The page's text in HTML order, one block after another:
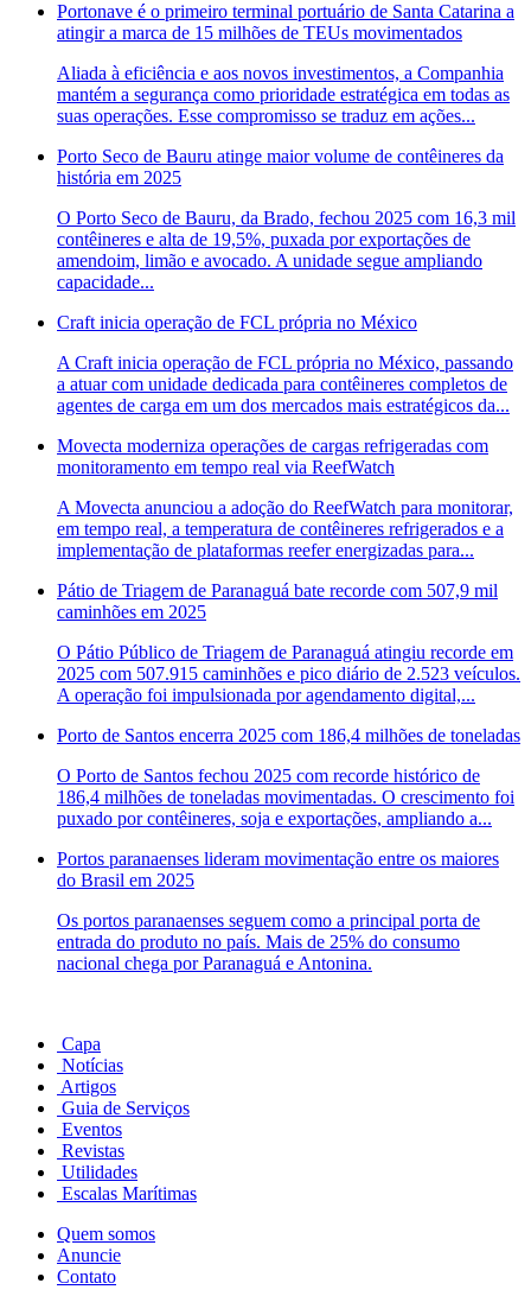
Portonave é o primeiro terminal portuário de Santa Catarina a
atingir a marca de 15 milhões de TEUs movimentados
Aliada à eficiência e aos novos investimentos, a Companhia
mantém a segurança como prioridade estratégica em todas as
suas operações. Esse compromisso se traduz em ações...
Porto Seco de Bauru atinge maior volume de contêineres da
história em 2025
O Porto Seco de Bauru, da Brado, fechou 2025 com 16,3 mil
contêineres e alta de 19,5%, puxada por exportações de
amendoim, limão e avocado. A unidade segue ampliando
capacidade...
Craft inicia operação de FCL própria no México
A Craft inicia operação de FCL própria no México, passando
a atuar com unidade dedicada para contêineres completos de
agentes de carga em um dos mercados mais estratégicos da...
Movecta moderniza operações de cargas refrigeradas com
monitoramento em tempo real via ReefWatch
A Movecta anunciou a adoção do ReefWatch para monitorar,
em tempo real, a temperatura de contêineres refrigerados e a
implementação de plataformas reefer energizadas para...
Pátio de Triagem de Paranaguá bate recorde com 507,9 mil
caminhões em 2025
O Pátio Público de Triagem de Paranaguá atingiu recorde em
2025 com 507.915 caminhões e pico diário de 2.523 veículos.
A operação foi impulsionada por agendamento digital,...
Porto de Santos encerra 2025 com 186,4 milhões de toneladas
O Porto de Santos fechou 2025 com recorde histórico de
186,4 milhões de toneladas movimentadas. O crescimento foi
puxado por contêineres, soja e exportações, ampliando a...
Portos paranaenses lideram movimentação entre os maiores
do Brasil em 2025
Os portos paranaenses seguem como a principal porta de
entrada do produto no país. Mais de 25% do consumo
nacional chega por Paranaguá e Antonina.
Capa
Notícias
Artigos
Guia de Serviços
Eventos
Revistas
Utilidades
Escalas Marítimas
Quem somos
Anuncie
Contato